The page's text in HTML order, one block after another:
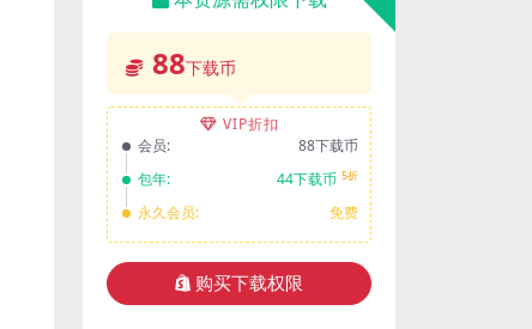
88下载币
VIP折扣
会员:
88下载币
包年:
44下载币 5折
永久会员: 免费
购买下载权限